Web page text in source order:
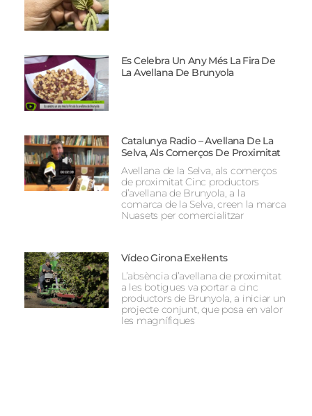
Es Celebra Un Any Més La Fira De
La Avellana De Brunyola
Catalunya Radio – Avellana De La
Selva, Als Comerços De Proximitat
Avellana de la Selva, als comerços
de proximitat Cinc productors
d’avellana de Brunyola, a la
comarca de la Selva, creen la marca
Nuasets per comercialitzar
Vídeo Girona Exel·lents
L’absència d’avellana de proximitat
a les botigues va portar a cinc
productors de Brunyola, a iniciar un
projecte conjunt, que posa en valor
les magnífiques